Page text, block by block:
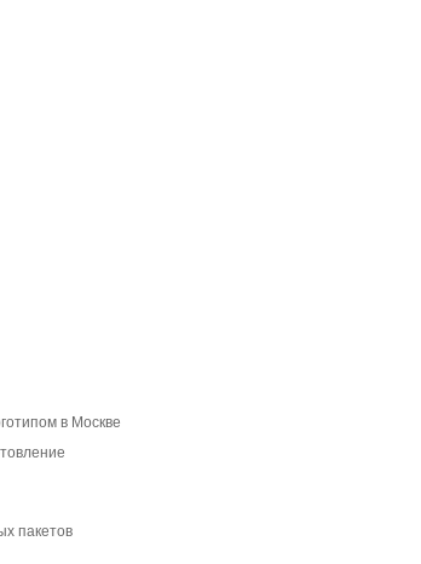
в Москве
пакетов